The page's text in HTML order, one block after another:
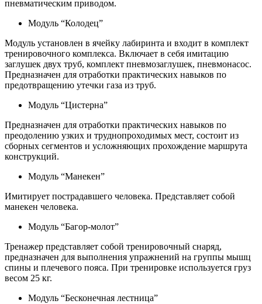
пневматическим приводом.
Модуль “Колодец”
Модуль установлен в ячейку лабиринта и входит в комплект
тренировочного комплекса. Включает в себя имитацию
заглушек двух труб, комплект пневмозаглушек, пневмонасос.
Предназначен для отработки практических навыков по
предотвращению утечки газа из труб.
Модуль “Цистерна”
Предназначен для отработки практических навыков по
преодолению узких и труднопроходимых мест, состоит из
сборных сегментов и усложняющих прохождение маршрута
конструкций.
Модуль “Манекен”
Имитирует пострадавшего человека. Представляет собой
манекен человека.
Модуль “Багор-молот”
Тренажер представляет собой тренировочный снаряд,
предназначен для выполнения упражнений на группы мышц
спины и плечевого пояса. При тренировке используется груз
весом 25 кг.
Модуль “Бесконечная лестница”